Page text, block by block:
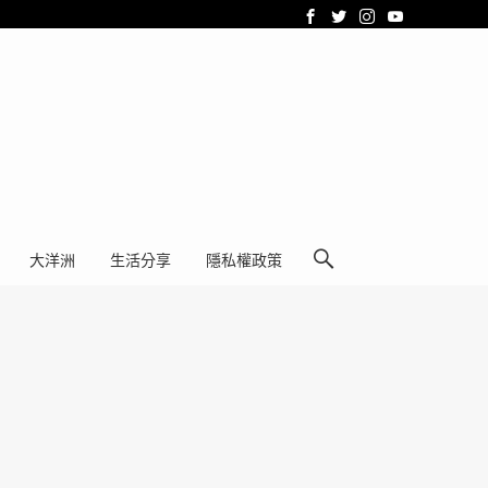
大洋洲 生活分享 隱私權政策